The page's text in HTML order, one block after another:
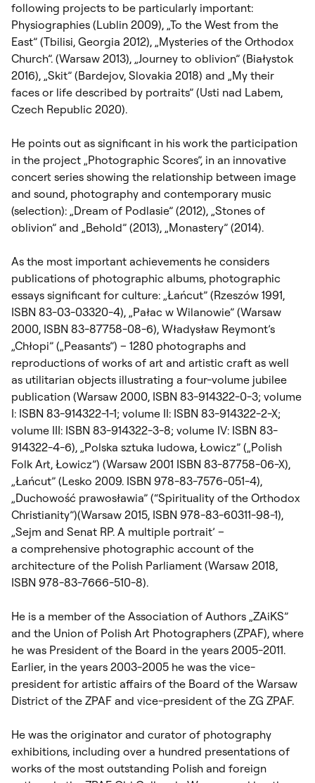
following projects to be particularly important:
Physiographies (Lublin 2009), „To the West from the
East” (Tbilisi, Georgia 2012), „Mysteries of the Orthodox
Church”. (Warsaw 2013), „Journey to oblivion” (Białystok
2016), „Skit” (Bardejov, Slovakia 2018) and „My their
faces or life described by portraits” (Usti nad Labem,
Czech Republic 2020).
He points out as significant in his work the participation
in the project „Photographic Scores”, in an innovative
concert series showing the relationship between image
and sound, photography and contemporary music
(selection): „Dream of Podlasie” (2012), „Stones of
oblivion” and „Behold” (2013), „Monastery” (2014).
As the most important achievements he considers
publications of photographic albums, photographic
essays significant for culture: „Łańcut” (Rzeszów 1991,
ISBN 83-03-03320-4), „Pałac w Wilanowie” (Warsaw
2000, ISBN 83-87758-08-6), Władysław Reymont’s
„Chłopi” („Peasants”) – 1280 photographs and
reproductions of works of art and artistic craft as well
as utilitarian objects illustrating a four-volume jubilee
publication (Warsaw 2000, ISBN 83-914322-0-3; volume
I: ISBN 83-914322-1-1; volume II: ISBN 83-914322-2-X;
volume III: ISBN 83-914322-3-8; volume IV: ISBN 83-
914322-4-6), „Polska sztuka ludowa, Łowicz” („Polish
Folk Art, Łowicz”) (Warsaw 2001 ISBN 83-87758-06-X),
„Łańcut” (Lesko 2009. ISBN 978-83-7576-051-4),
„Duchowość prawosławia” (“Spirituality of the Orthodox
Christianity”)(Warsaw 2015, ISBN 978-83-60311-98-1),
„Sejm and Senat RP. A multiple portrait’ –
a comprehensive photographic account of the
architecture of the Polish Parliament (Warsaw 2018,
ISBN 978-83-7666-510-8).
He is a member of the Association of Authors „ZAiKS”
and the Union of Polish Art Photographers (ZPAF), where
he was President of the Board in the years 2005-2011.
Earlier, in the years 2003-2005 he was the vice-
president for artistic affairs of the Board of the Warsaw
District of the ZPAF and vice-president of the ZG ZPAF.
He was the originator and curator of photography
exhibitions, including over a hundred presentations of
works of the most outstanding Polish and foreign